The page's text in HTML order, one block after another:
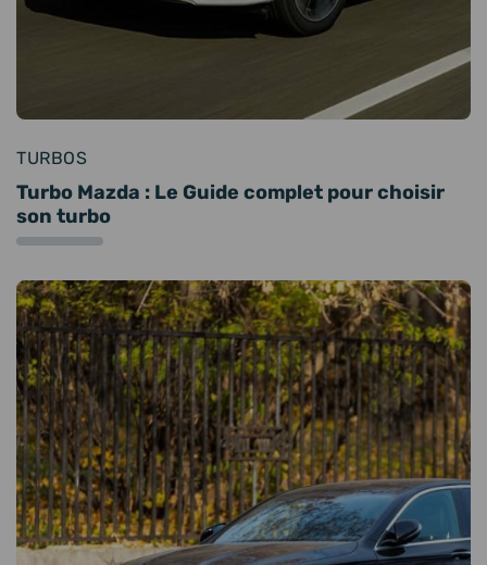
TURBOS
Turbo Mazda : Le Guide complet pour choisir
son turbo